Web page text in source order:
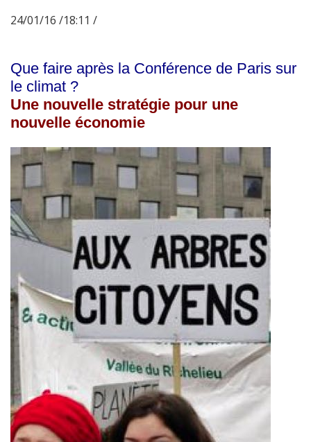
24/01/16 /18:11 /
Que faire après la Conférence de Paris sur
le climat ?
Une nouvelle stratégie pour une
nouvelle économie